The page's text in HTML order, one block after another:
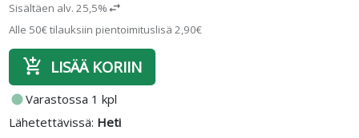
Sisältäen alv. 25,5%swap_horiz
Alle 50€ tilauksiin pientoimituslisä 2,90€
add_shopping_cart LISÄÄ KORIIN
fiber_manual_recordVarastossa 1 kpl
Lähetettävissä: Heti